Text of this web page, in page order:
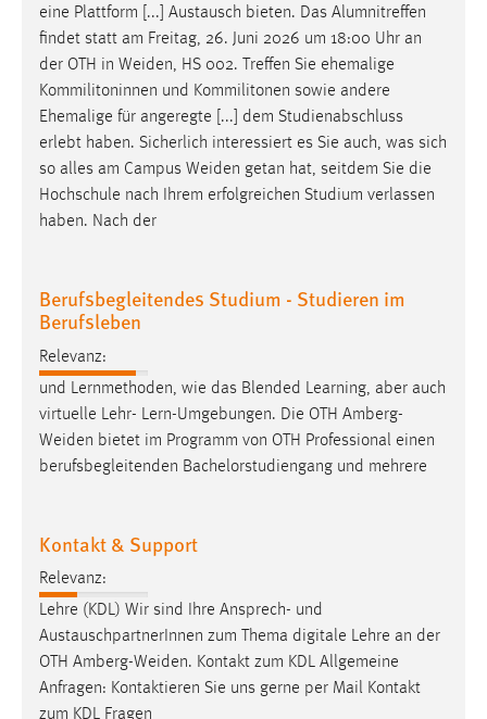
eine Plattform [...] Austausch bieten. Das Alumnitreffen
findet statt am Freitag, 26. Juni 2026 um 18:00 Uhr an
der OTH in Weiden, HS 002. Treffen Sie ehemalige
Kommilitoninnen und Kommilitonen sowie andere
Ehemalige für angeregte [...] dem Studienabschluss
erlebt haben. Sicherlich interessiert es Sie auch, was sich
so alles am Campus Weiden getan hat, seitdem Sie die
Hochschule nach Ihrem erfolgreichen Studium verlassen
haben. Nach der
Berufsbegleitendes Studium - Studieren im
Berufsleben
Relevanz:
und Lernmethoden, wie das Blended Learning, aber auch
virtuelle Lehr- Lern-Umgebungen. Die OTH Amberg-
Weiden bietet im Programm von OTH Professional einen
berufsbegleitenden Bachelorstudiengang und mehrere
Kontakt & Support
Relevanz:
Lehre (KDL) Wir sind Ihre Ansprech- und
AustauschpartnerInnen zum Thema digitale Lehre an der
OTH Amberg-Weiden. Kontakt zum KDL Allgemeine
Anfragen: Kontaktieren Sie uns gerne per Mail Kontakt
zum KDL Fragen